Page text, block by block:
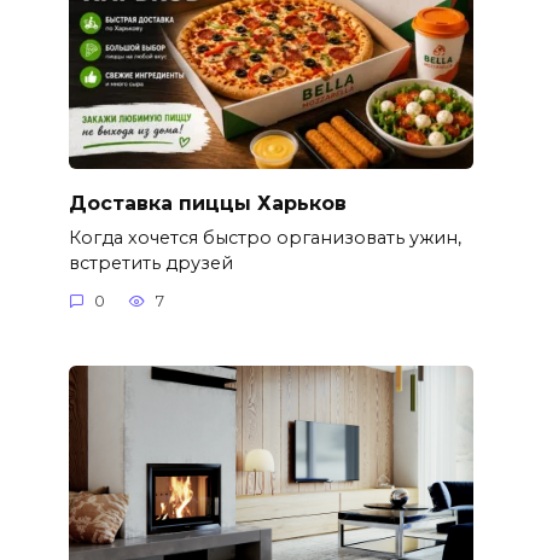
Доставка пиццы Харьков
Когда хочется быстро организовать ужин,
встретить друзей
0 7